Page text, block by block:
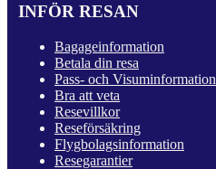
INFÖR RESAN
Bagageinformation
Betala din resa
Pass- och Visuminformation
Bra att veta
Resevillkor
Reseförsäkring
Flygbolagsinformation
Resegarantier